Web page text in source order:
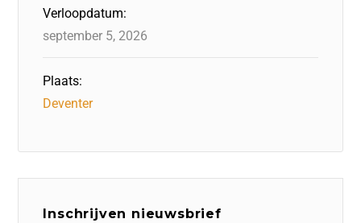
Verloopdatum:
september 5, 2026
Plaats:
Deventer
Inschrijven nieuwsbrief